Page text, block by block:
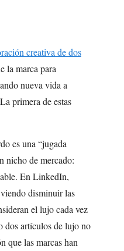
creativa de dos
la marca para
nueva vida a
primera de estas
es una “jugada
nicho de mercado:
En LinkedIn,
disminuir las
el lujo cada vez
dos artículos de lujo no
que las marcas han